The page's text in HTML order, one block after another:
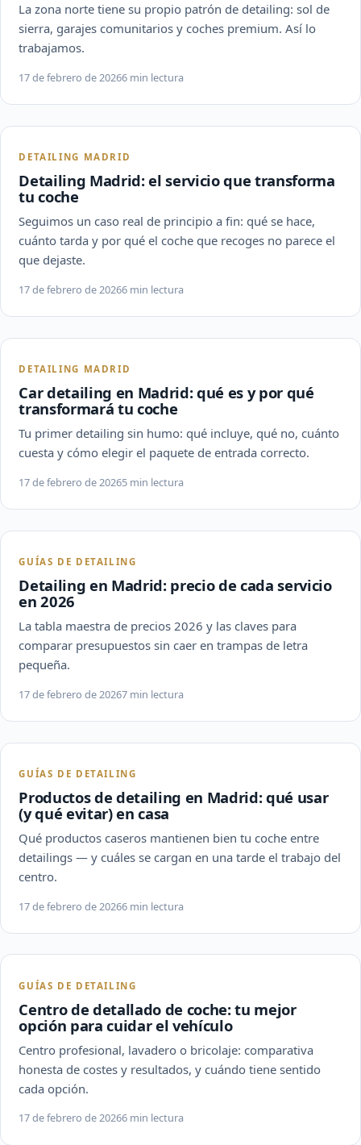
La zona norte tiene su propio patrón de detailing: sol de
sierra, garajes comunitarios y coches premium. Así lo
trabajamos.
17 de febrero de 20266 min lectura
DETAILING MADRID
Detailing Madrid: el servicio que transforma
tu coche
Seguimos un caso real de principio a fin: qué se hace,
cuánto tarda y por qué el coche que recoges no parece el
que dejaste.
17 de febrero de 20266 min lectura
DETAILING MADRID
Car detailing en Madrid: qué es y por qué
transformará tu coche
Tu primer detailing sin humo: qué incluye, qué no, cuánto
cuesta y cómo elegir el paquete de entrada correcto.
17 de febrero de 20265 min lectura
GUÍAS DE DETAILING
Detailing en Madrid: precio de cada servicio
en 2026
La tabla maestra de precios 2026 y las claves para
comparar presupuestos sin caer en trampas de letra
pequeña.
17 de febrero de 20267 min lectura
GUÍAS DE DETAILING
Productos de detailing en Madrid: qué usar
(y qué evitar) en casa
Qué productos caseros mantienen bien tu coche entre
detailings — y cuáles se cargan en una tarde el trabajo del
centro.
17 de febrero de 20266 min lectura
GUÍAS DE DETAILING
Centro de detallado de coche: tu mejor
opción para cuidar el vehículo
Centro profesional, lavadero o bricolaje: comparativa
honesta de costes y resultados, y cuándo tiene sentido
cada opción.
17 de febrero de 20266 min lectura